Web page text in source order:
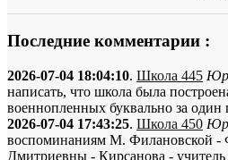
Последние комментарии :
2026-07-04 18:04:10. Школа 445
написать, что школа была
военнопленных буквально за один
2026-07-04 17:43:25. Школа 450
воспоминаниям М. Филановской
Дмитриевны - Кирсанова -